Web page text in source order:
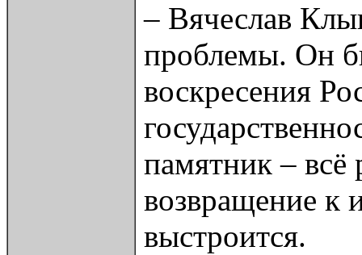
– Вячеслав
проблемы. Он
воскресения
памятник – всё
возвращение к
выстроится.